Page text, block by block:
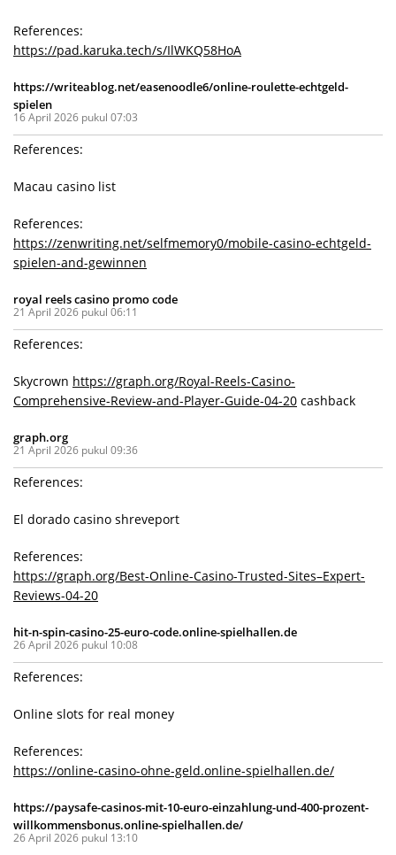
References:
https://pad.karuka.tech/s/IlWKQ58HoA
https://writeablog.net/easenoodle6/online-roulette-echtgeld-
spielen
16 April 2026 pukul 07:03
References:
Macau casino list
References:
https://zenwriting.net/selfmemory0/mobile-casino-echtgeld-
spielen-and-gewinnen
royal reels casino promo code
21 April 2026 pukul 06:11
References:
Skycrown https://graph.org/Royal-Reels-Casino-
Comprehensive-Review-and-Player-Guide-04-20 cashback
graph.org
21 April 2026 pukul 09:36
References:
El dorado casino shreveport
References:
https://graph.org/Best-Online-Casino-Trusted-Sites–Expert-
Reviews-04-20
hit-n-spin-casino-25-euro-code.online-spielhallen.de
26 April 2026 pukul 10:08
References:
Online slots for real money
References:
https://online-casino-ohne-geld.online-spielhallen.de/
https://paysafe-casinos-mit-10-euro-einzahlung-und-400-prozent-
willkommensbonus.online-spielhallen.de/
26 April 2026 pukul 13:10